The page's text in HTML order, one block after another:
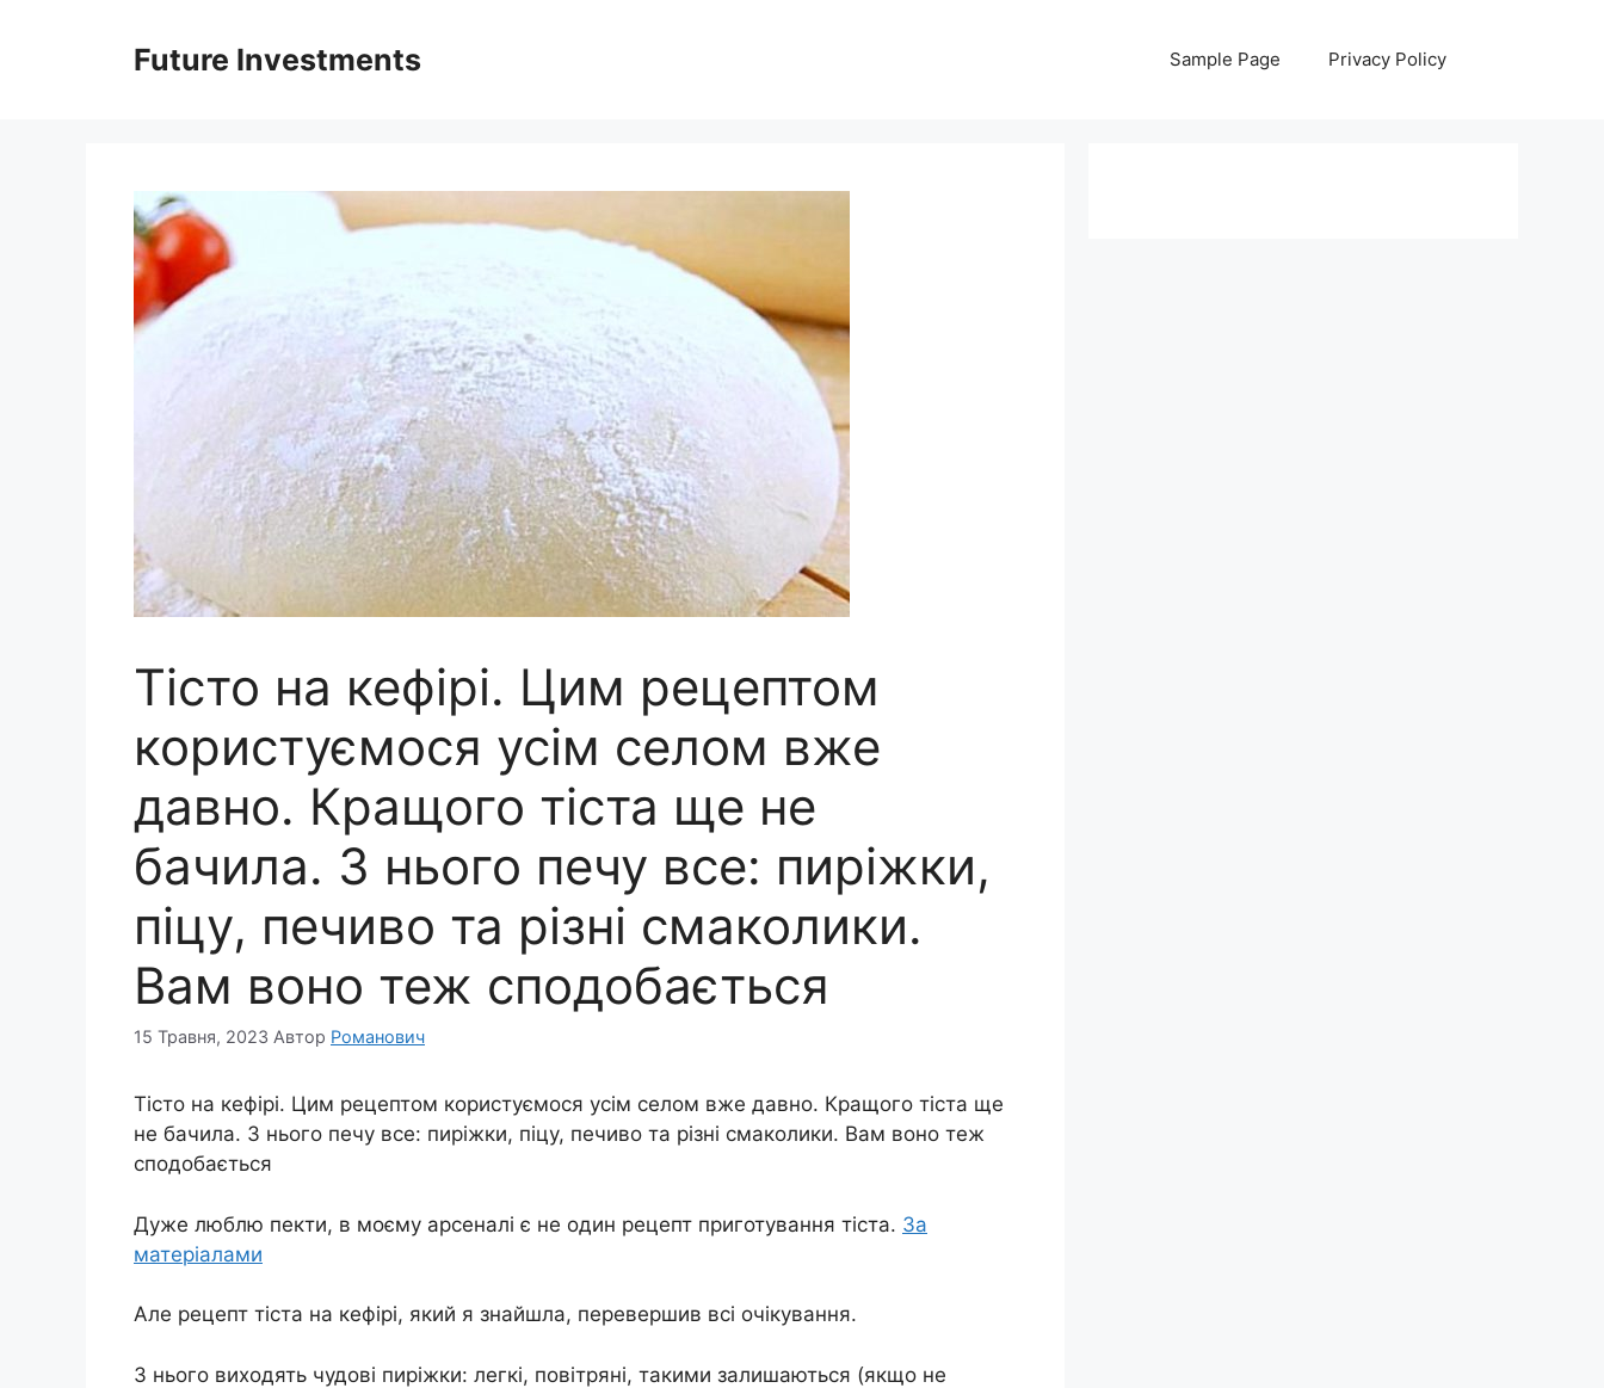
Future Investments Sample Page Privacy Policy
Тісто на кефірі. Цим рецептом
користуємося усім селом вже
давно. Кращого тіста ще не
бачила. З нього печу все: пиріжки,
піцу, печиво та різні смаколики.
Вам воно теж сподобається
15 Травня, 2023 Автор Романович
Тісто на кефірі. Цим рецептом користуємося усім селом вже давно. Кращого тіста ще
не бачила. З нього печу все: пиріжки, піцу, печиво та різні смаколики. Вам воно теж
сподобається
Дуже люблю пекти, в моєму арсеналі є не один рецепт приготування тіста. За
матеріалами
Але рецепт тіста на кефірі, який я знайшла, перевершив всі очікування.
З нього виходять чудові пиріжки: легкі, повітряні, такими залишаються (якщо не